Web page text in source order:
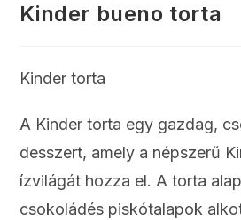
Kinder bueno torta
Kinder torta
A Kinder torta egy gazdag,
desszert, amely a népszerű
ízvilágát hozza el. A torta
csokoládés piskótalapok